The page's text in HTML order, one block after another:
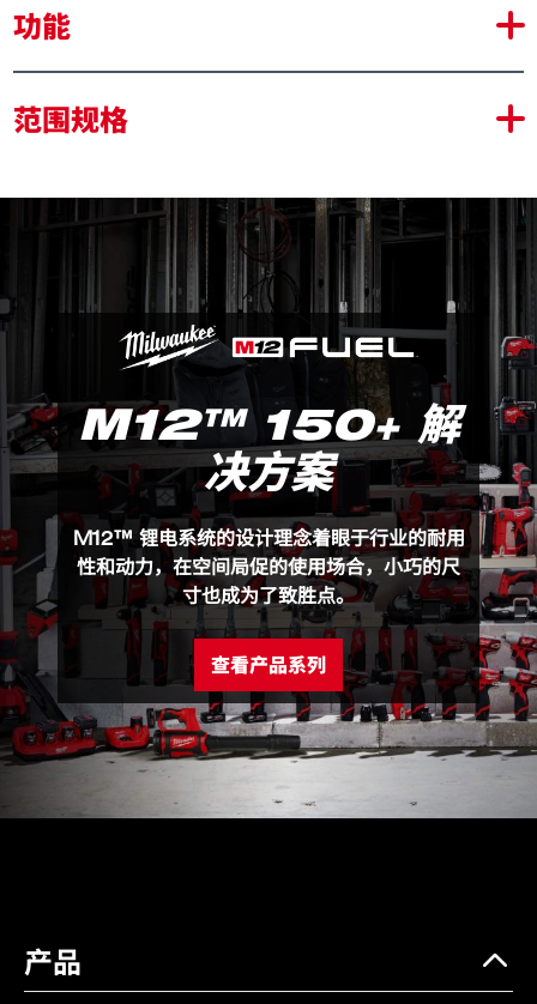
功能
可染色级表面光洁度，避免漩涡或划痕
更轻的重量，全天使用不疲劳
4模式速度，适合多材料打磨
范围规格
包装详情 M12 FDSS
M12 FDSS (1)
砂纸接口垫 (1)
PENTA网纱片 (1)
海绵接口垫 (1)
产品规格
变速档位
M12™ 150+ 解
决方案
M12™ 锂电系统的设计理念着眼于行业的耐用
性和动力，在空间局促的使用场合，小巧的尺
寸也成为了致胜点。
查看产品系列
产品